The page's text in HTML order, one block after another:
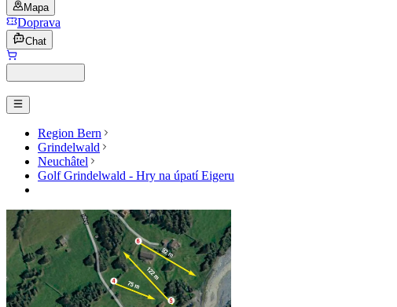
Mapa
Doprava
Chat
Region Bern
Grindelwald
Neuchâtel
Golf Grindelwald - Hry na úpatí Eigeru